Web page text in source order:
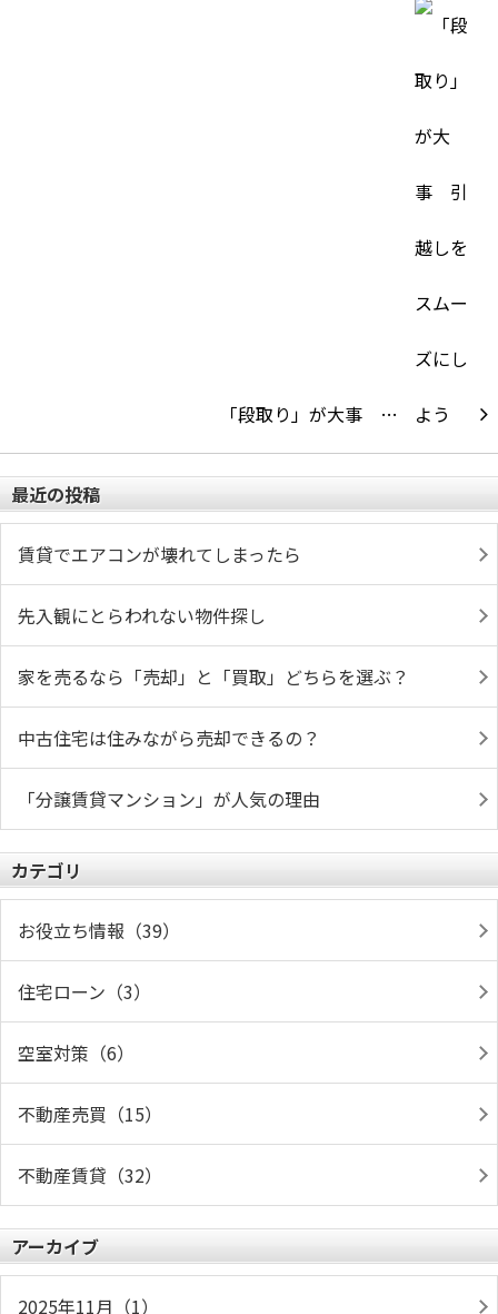
「段取り」が大事 …
最近の投稿
賃貸でエアコンが壊れてしまったら
先入観にとらわれない物件探し
家を売るなら「売却」と「買取」どちらを選ぶ？
中古住宅は住みながら売却できるの？
「分譲賃貸マンション」が人気の理由
カテゴリ
お役立ち情報（39）
住宅ローン（3）
空室対策（6）
不動産売買（15）
不動産賃貸（32）
アーカイブ
2025年11月（1）